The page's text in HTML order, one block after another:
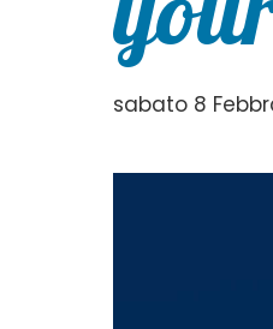
sabato 8